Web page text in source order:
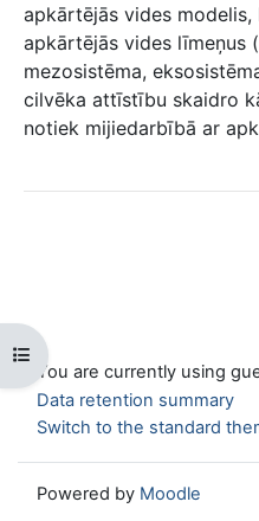
Open course index
apkārtējās vides
apkārtējās vides līmeņus
mezosistēma,
cilvēka attīstību skaidro
notiek mijiedarbībā ar
You are currently using
Data retention summary
Switch to the standard
Powered by Moodle